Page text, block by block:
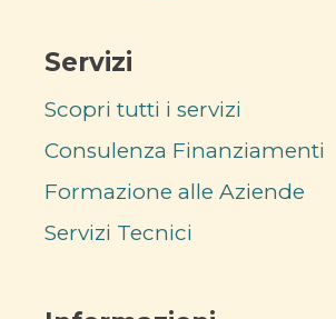
Servizi
Scopri tutti i servizi
Consulenza Finanziamenti
Formazione alle Aziende
Servizi Tecnici